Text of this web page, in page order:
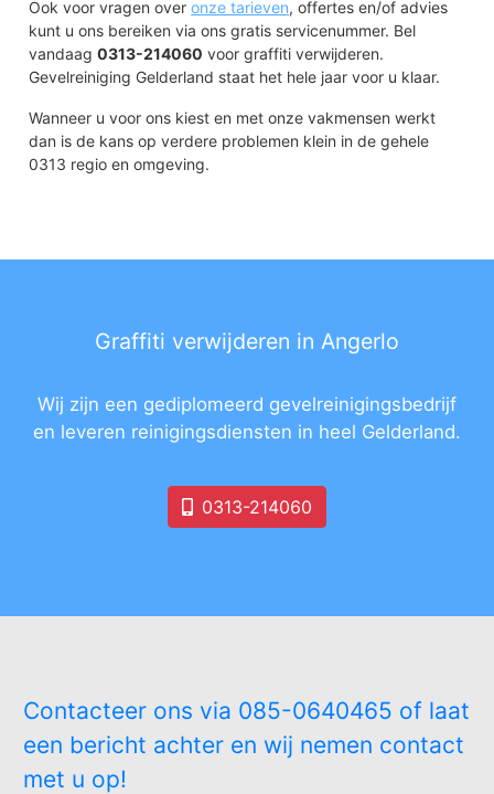
Ook voor vragen overonze tarieven, offertes en/of advies
kunt u ons bereiken via ons gratis servicenummer. Bel
vandaag0313-214060 voor graffiti verwijderen.
Gevelreiniging Gelderland staat het hele jaar voor u klaar.
Wanneer u voor ons kiest en met onze vakmensen werkt
dan is de kans op verdere problemen klein in de gehele
0313 regio en omgeving.
Graffiti verwijderen in Angerlo
Wij zijn een gediplomeerd gevelreinigingsbedrijf
en leveren reinigingsdiensten in heel Gelderland.
0313-214060
Contacteer ons via 085-0640465 of laat
een bericht achter en wij nemen contact
met u op!